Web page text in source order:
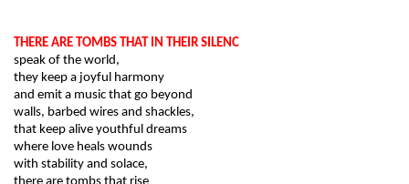
THERE ARE TOMBS THAT IN THEIR SILENC
speak of the world,
they keep a joyful harmony
and emit a music that go beyond
walls, barbed wires and shackles,
that keep alive youthful dreams
where love heals wounds
with stability and solace,